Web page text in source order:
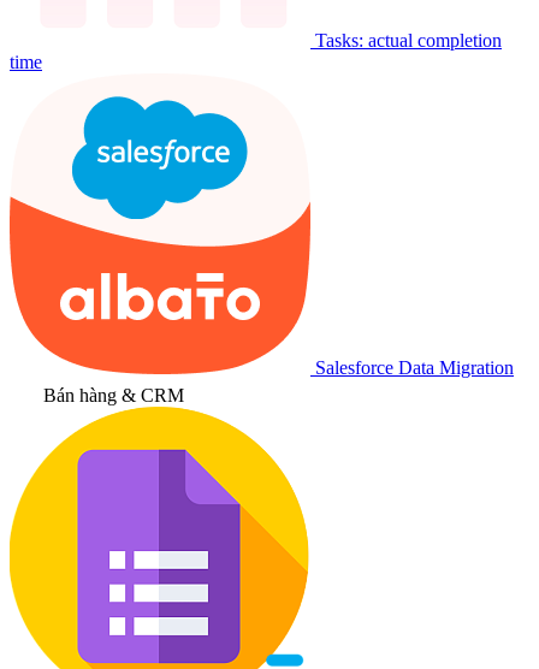
Tasks: actual completion
time
Salesforce Data Migration
Bán hàng & CRM